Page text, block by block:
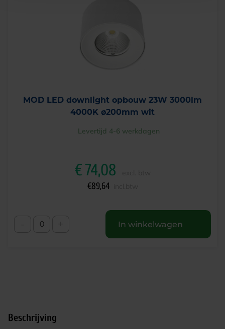
MOD LED downlight opbouw 23W 3000lm
4000K ø200mm wit
Levertijd 4-6 werkdagen
€74,08
€89,64
In winkelwagen
Beschrijving